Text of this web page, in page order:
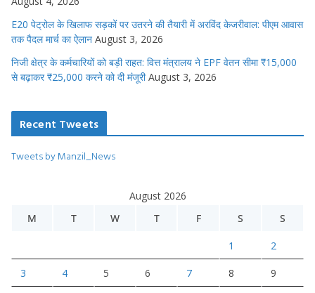
E20 पेट्रोल के खिलाफ सड़कों पर उतरने की तैयारी में अरविंद केजरीवाल: पीएम आवास
तक पैदल मार्च का ऐलान August 3, 2026
निजी क्षेत्र के कर्मचारियों को बड़ी राहत: वित्त मंत्रालय ने EPF वेतन सीमा ₹15,000
से बढ़ाकर ₹25,000 करने को दी मंजूरी August 3, 2026
Recent Tweets
Tweets by Manzil_News
August 2026
M
T W T F S S
1 2
3 4 5 6 7 8 9